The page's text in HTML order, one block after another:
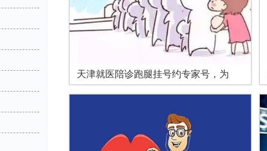
天津就医陪诊跑腿挂号约专家号，为